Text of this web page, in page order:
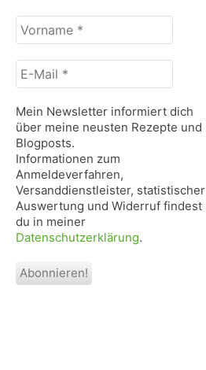
Vorname
E-
Mail
Mein Newsletter informiert dich
über meine neusten Rezepte und
Blogposts.
Informationen zum
Anmeldeverfahren,
Versanddienstleister, statistischer
Auswertung und Widerruf findest
du in meiner
Datenschutzerklärung.